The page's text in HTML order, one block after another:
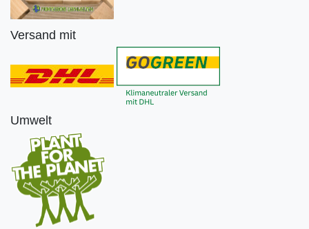
Versand mit
Umwelt